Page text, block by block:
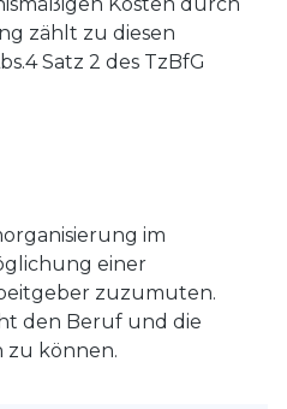
zählt zu diesen
Satz 2 des TzBfG
im
einer
zuzumuten.
den Beruf und die
zu können.